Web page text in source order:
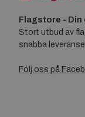
Flagstore - Din
Stort utbud av
snabba
Följ oss på